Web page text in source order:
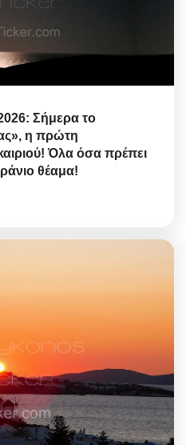
Σήμερα το
η πρώτη
Όλα όσα πρέπει
θέαμα!